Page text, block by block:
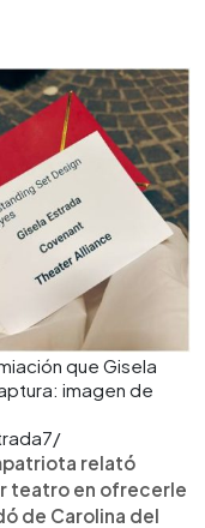
que Gisela
imagen de
relató
teatro en ofrecerle
de Carolina del